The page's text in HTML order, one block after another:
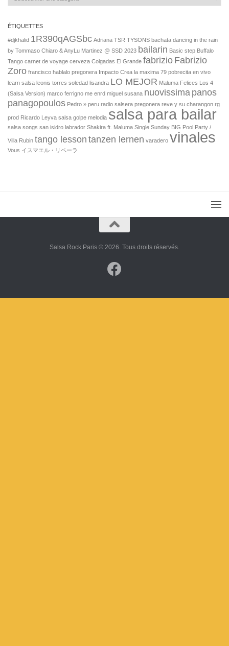
ÉTIQUETTES
#djkhalid 1R390qAGSbc Adriana TSR TYSONS bachata dancing in the rain
by Tommaso Chiaro & AnyLu Martinez @ SSD 2023 bailarin Basic step Buffalo
Tango carnet de voyage cerveza Colgadas El Grande fabrizio Fabrizio
Zoro francisco hablalo pregonera Impacto Crea la maxima 79 pobrecita en vivo
learn salsa leonis torres soledad lisandra LO MEJOR Maluma Felices Los 4
(Salsa Version) marco ferrigno me enrd miguel susana nuovissima panos
panagopoulos Pedro » peru radio salsera pregonera reve y su charangon rg
prod Ricardo Leyva salsa golpe melodia salsa para bailar
salsa songs san isidro labrador Shakira ft. Maluma Single Sunday BIG Pool Party /
Villa Rubin tango lesson tanzen lernen varadero vinales
Vous イスマエル・リベーラ
Salsa Rock Paris © 2026. Tous droits réservés.